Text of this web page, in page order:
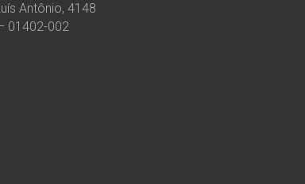
Antônio, 4148
01402-002